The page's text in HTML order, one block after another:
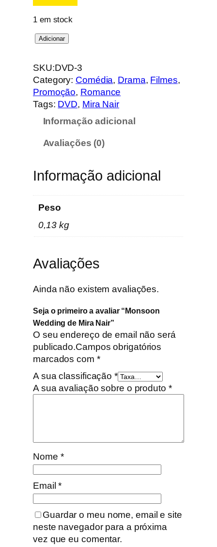
1 em stock
Q
a
n
t
i
e
o
n
W
d
d
i
n
g
d
M
i
a
i
r
Adicionar
SKU:DVD-3
Category: Comédia, Drama, Filmes
Promoção, Romance
Tags: DVD, Mira Nair
Informação adicional
Avaliações (0)
Informação adicional
Peso
0,13 kg
Avaliações
Ainda não existem avaliações.
Seja o primeiro a avaliar “Monsoon
Wedding de Mira Nair”
O seu endereço de email não será
publicado.Campos obrigatórios
marcados com *
A sua classificação *
A sua avaliação sobre o produto *
Nome *
Email*
Guardar o meu nome, email e site
neste navegador para a próxima
vez que eu comentar.